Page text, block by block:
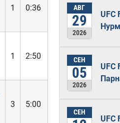
1 0:36
1
2:50
3
5:00
АВГ
29
2026
UFC
СЕН
05
2026
UFC
СЕН
UFC